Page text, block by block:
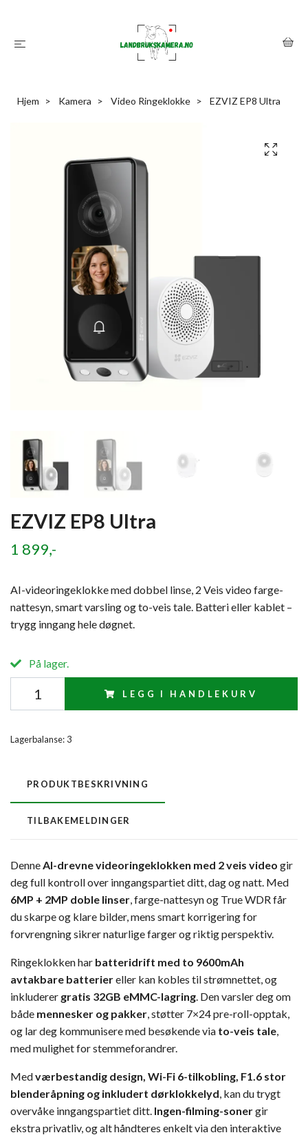
Hjem Kamera Video Ringeklokke EZVIZ EP8 Ultra
EZVIZ EP8 Ultra
1 899,-
AI-videoringeklokke med dobbel linse, 2 Veis video farge-
nattesyn, smart varsling og to-veis tale. Batteri eller kablet –
trygg inngang hele døgnet.
På lager.
LEGG I HANDLEKURV
Lagerbalanse: 3
PRODUKTBESKRIVNING
TILBAKEMELDINGER
DenneAI-drevne videoringeklokken med 2 veis video gir
deg full kontroll over inngangspartiet ditt, dag og natt. Med
6MP + 2MP doble linser, farge-nattesyn og True WDR får
du skarpe og klare bilder, mens smart korrigering for
forvrengning sikrer naturlige farger og riktig perspektiv.
Ringeklokken har batteridrift med to 9600mAh
avtakbare batteriereller kan kobles til strømnettet, og
inkluderer gratis 32GB eMMC-lagring. Den varsler deg om
både mennesker og pakker, støtter 7×24 pre-roll-opptak,
og lar deg kommunisere med besøkende via to-veis tale,
med mulighet for stemmeforandrer.
Medværbestandig design, Wi-Fi 6-tilkobling, F1.6 stor
blenderåpning og inkludert dørklokkelyd, kan du trygt
overvåke inngangspartiet ditt. Ingen-filming-sonergir
ekstra privatliv, og alt håndteres enkelt via den interaktive